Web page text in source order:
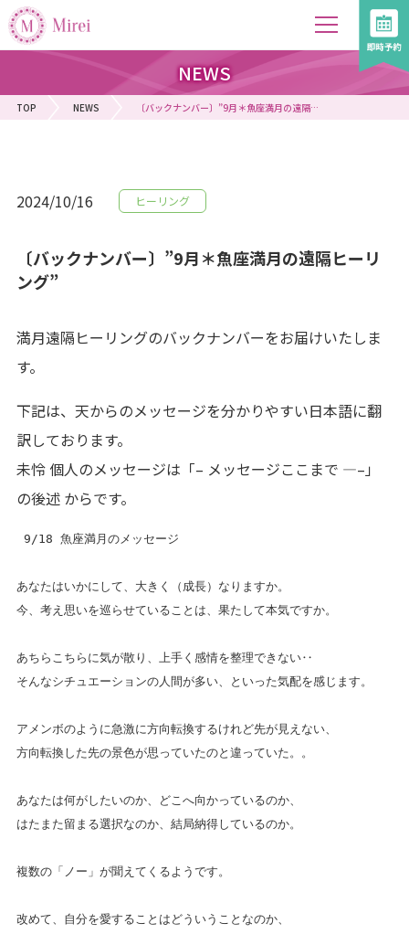
NEWS
TOP NEWS 〔バックナンバー〕”9月＊魚座満月の遠隔ヒーリング”
2024/10/16 ヒーリング
〔バックナンバー〕”9月＊魚座満月の遠隔ヒーリ
ング”
満月遠隔ヒーリングのバックナンバーをお届けいたしま
す。
下記は、天からのメッセージを分かりやすい日本語に翻
訳しております。
未怜 個人のメッセージは「– メッセージここまで —–」
の後述 からです。
9/18 魚座満月のメッセージ
あなたはいかにして、大きく（成長）なりますか。
今、考え思いを巡らせていることは、果たして本気ですか。
あちらこちらに気が散り、上手く感情を整理できない‥
そんなシチュエーションの人間が多い、といった気配を感じます。
アメンボのように急激に方向転換するけれど先が見えない、
方向転換した先の景色が思っていたのと違っていた。。
あなたは何がしたいのか、どこへ向かっているのか、
はたまた留まる選択なのか、結局納得しているのか。
複数の「ノー」が聞えてくるようです。
改めて、自分を愛することはどういうことなのか、